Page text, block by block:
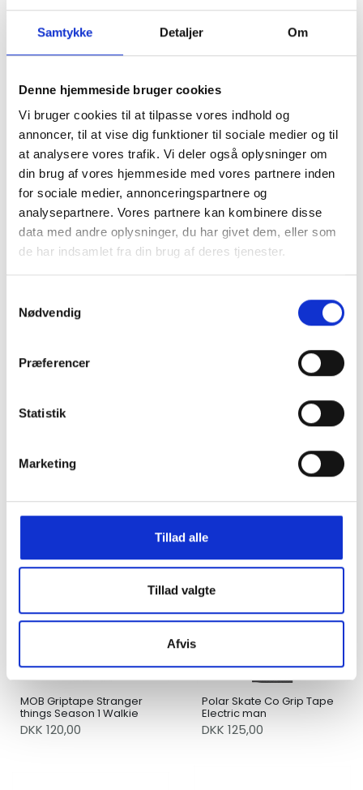
Samtykke Detaljer Om
Denne hjemmeside bruger cookies
Vi bruger cookies til at tilpasse vores indhold og
annoncer, til at vise dig funktioner til sociale medier og til
at analysere vores trafik. Vi deler også oplysninger om
din brug af vores hjemmeside med vores partnere inden
for sociale medier, annonceringspartnere og
analysepartnere. Vores partnere kan kombinere disse
data med andre oplysninger, du har givet dem, eller som
de har indsamlet fra din brug af deres tjenester.
Nødvendig
Præferencer
Statistik
Marketing
Tillad alle
Tillad valgte
Afvis
DKK 125,00 DKK 125,00
Polar Skate Co Grip Tape
Chain Smoker
DKK 125,00
Polar Skate Co Grip Tape
Dane Face
DKK 125,00
MOB Griptape Clear
MOB Griptape Clear
MOB Griptape Stranger
things Season 1 Walkie
DKK 120,00
Polar Skate Co Grip Tape
Electric man
DKK 125,00